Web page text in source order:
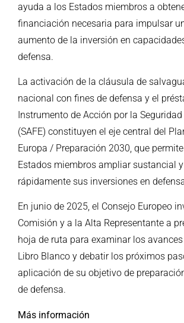
ayuda a los Estados miembros a
financiación necesaria para impulsar
aumento de la inversión en
defensa.
La activación de la cláusula de
nacional con fines de defensa y el
Instrumento de Acción por la Seguridad
(SAFE) constituyen el eje central del
Europa / Preparación 2030, que
Estados miembros ampliar sustancial y
rápidamente sus inversiones en
En junio de 2025, el Consejo Europeo
Comisión y a la Alta Representante a
hoja de ruta para examinar los avances
Libro Blanco y debatir los próximos
aplicación de su objetivo de
de defensa.
Más información